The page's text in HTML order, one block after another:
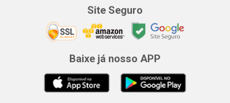
Site Seguro
Baixe já nosso APP